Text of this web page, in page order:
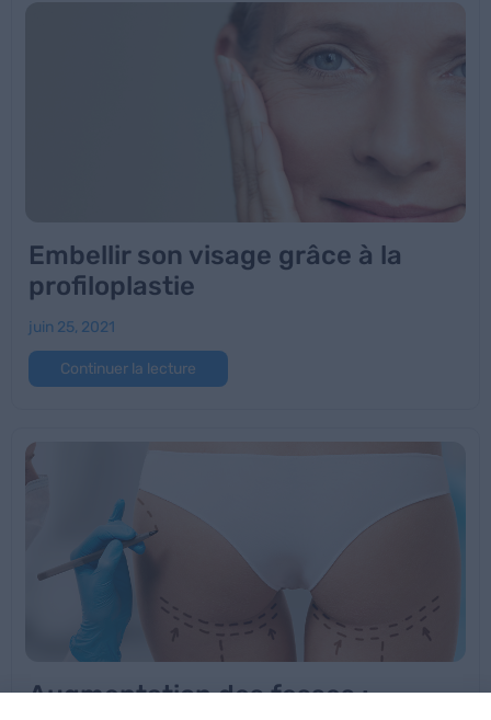
Embellir son visage grâce à la
profiloplastie
juin 25, 2021
Continuer la lecture
Augmentation des fesses :